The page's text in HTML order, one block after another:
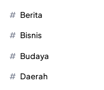
Berita
Bisnis
Budaya
Daerah